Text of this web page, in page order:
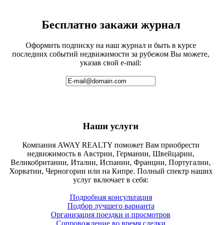
Бесплатно закажи журнал
Оформить подписку на наш журнал и быть в курсе
последних событий недвижимости за рубежом Вы можете,
указав свой e-mail:
Наши услуги
Компания AWAY REALTY поможет Вам приобрести
недвижимость в Австрии, Германии, Швейцарии,
Великобритании, Италии, Испании, Франции, Португалии,
Хорватии, Черногории или на Кипре. Полный спектр наших
услуг включает в себя:
Подробная консультация
Подбор лучшего варианта
Организация поездки и просмотров
Сопровождение во время сделки